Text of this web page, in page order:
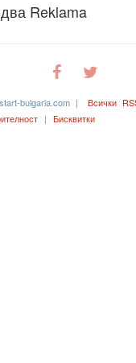
Reklama
bulgaria.com | Всички
| Бисквитки